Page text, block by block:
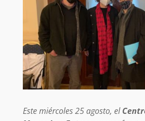
Este miércoles 25 agosto, el